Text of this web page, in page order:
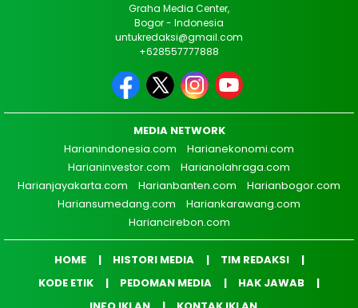
Graha Media Center,
Bogor - Indonesia
untukredaksi@gmail.com
+628557777888
MEDIA NETWORK
Harianindonesia.com
Harianekonomi.com
Harianinvestor.com
Harianolahraga.com
Harianjayakarta.com
Harianbanten.com
Harianbogor.com
Hariansumedang.com
Hariankarawang.com
Hariancirebon.com
HOME HISTORI MEDIA
TIM REDAKSI
KODE ETIK
PEDOMAN MEDIA
HAK JAWAB